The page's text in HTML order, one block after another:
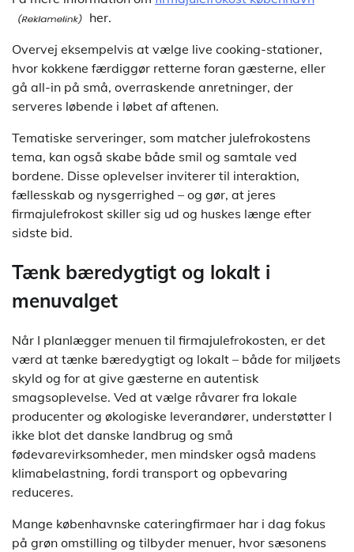
her.
Overvej eksempelvis at vælge live cooking-stationer,
hvor kokkene færdiggør retterne foran gæsterne, eller
gå all-in på små, overraskende anretninger, der
serveres løbende i løbet af aftenen.
Tematiske serveringer, som matcher julefrokostens
tema, kan også skabe både smil og samtale ved
bordene. Disse oplevelser inviterer til interaktion,
fællesskab og nysgerrighed – og gør, at jeres
firmajulefrokost skiller sig ud og huskes længe efter
sidste bid.
Tænk bæredygtigt og lokalt i
menuvalget
Når I planlægger menuen til firmajulefrokosten, er det
værd at tænke bæredygtigt og lokalt – både for miljøets
skyld og for at give gæsterne en autentisk
smagsoplevelse. Ved at vælge råvarer fra lokale
producenter og økologiske leverandører, understøtter I
ikke blot det danske landbrug og små
fødevarevirksomheder, men mindsker også madens
klimabelastning, fordi transport og opbevaring
reduceres.
Mange københavnske cateringfirmaer har i dag fokus
på grøn omstilling og tilbyder menuer, hvor sæsonens